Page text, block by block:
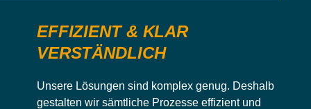
EFFIZIENT & KLAR
VERSTÄNDLICH
Unsere Lösungen sind komplex genug. Deshalb
gestalten wir sämtliche Prozesse effizient und